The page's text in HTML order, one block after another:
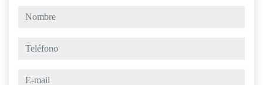
nombre
teléfono
e-mail